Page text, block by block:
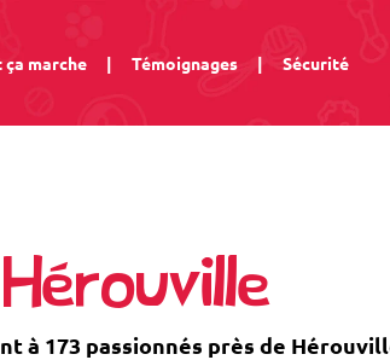
ça marche | Témoignages | Sécurité
à 173 passionnés près de